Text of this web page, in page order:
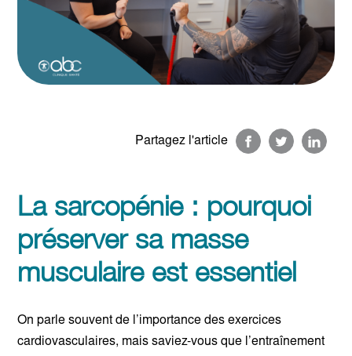
Partagez l'article
La sarcopénie : pourquoi
préserver sa masse
musculaire est essentiel
On parle souvent de l’importance des exercices
cardiovasculaires, mais saviez-vous que l’entraînement